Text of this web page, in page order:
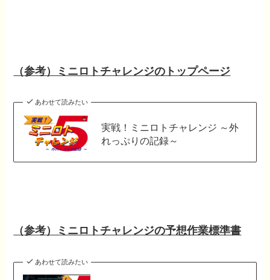
（参考）ミニロトチャレンジのトップページ
あわせて読みたい
実戦！ミニロトチャレンジ ～外
れっぷりの記録～
（参考）ミニロトチャレンジの予想作業標準書
あわせて読みたい